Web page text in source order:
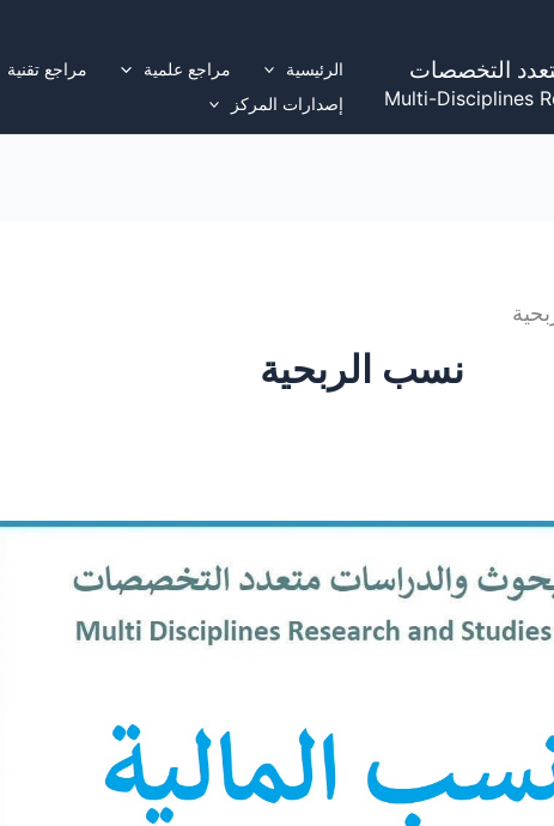
التخصصات
Multi-Disciplines
الرئيسية مراجع علمية مراجع تقنية
إصدارات المركز
نسب الربحية